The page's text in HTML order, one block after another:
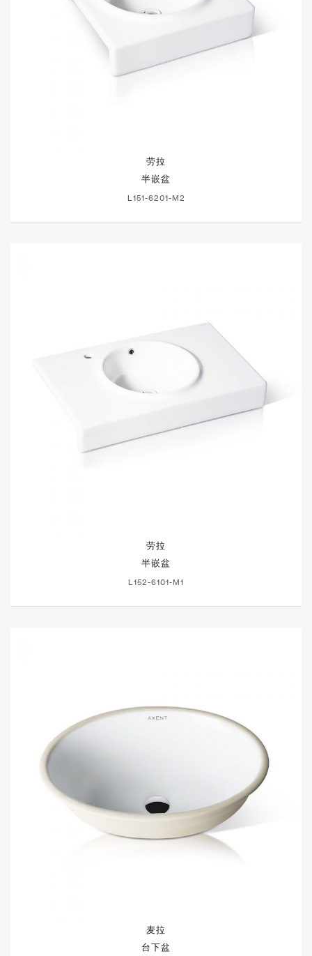
劳拉
半嵌盆
L151-6201-M2
劳拉
半嵌盆
L152-6101-M1
麦拉
台下盆